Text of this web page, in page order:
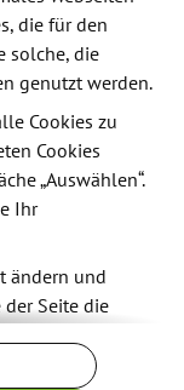
Technologie
auf
wird die
von lokalen
im
kleinere
Projekten
die für den
solche, die
genutzt werden.
Cookies zu
Cookies
„Auswählen“.
Ihr
ändern und
Seite die